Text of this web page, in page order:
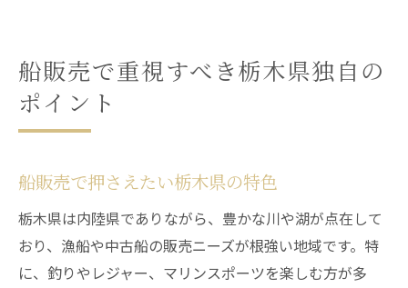
船販売で重視すべき栃木県独自の
ポイント
船販売で押さえたい栃木県の特色
栃木県は内陸県でありながら、豊かな川や湖が点在して
おり、漁船や中古船の販売ニーズが根強い地域です。特
に、釣りやレジャー、マリンスポーツを楽しむ方が多